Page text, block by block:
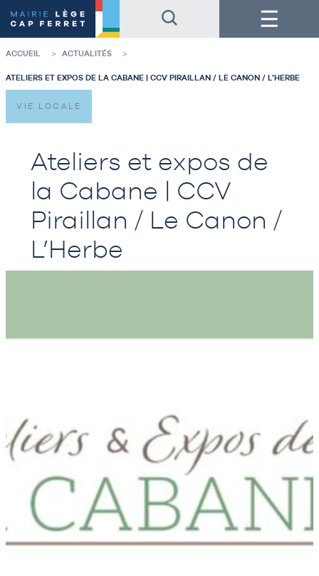
au
contenu
de
la
au
pied
de
page
Menu
ACCUEIL ACTUALITÉS
ATELIERS ET EXPOS DE LA CABANE | CCV PIRAILLAN / LE CANON / L’HERBE
Ateliers et expos de
la Cabane | CCV
Piraillan / Le Canon /
L’Herbe
VIE LOCALE